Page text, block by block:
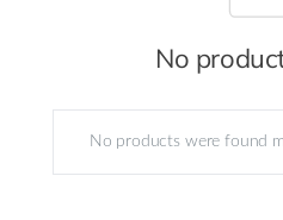
No
No products were found